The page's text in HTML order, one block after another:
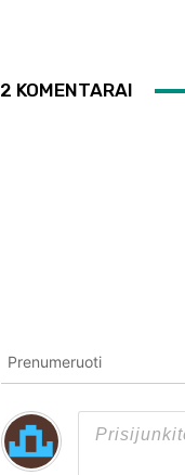
2 KOMENTARAI
Prenumeruoti